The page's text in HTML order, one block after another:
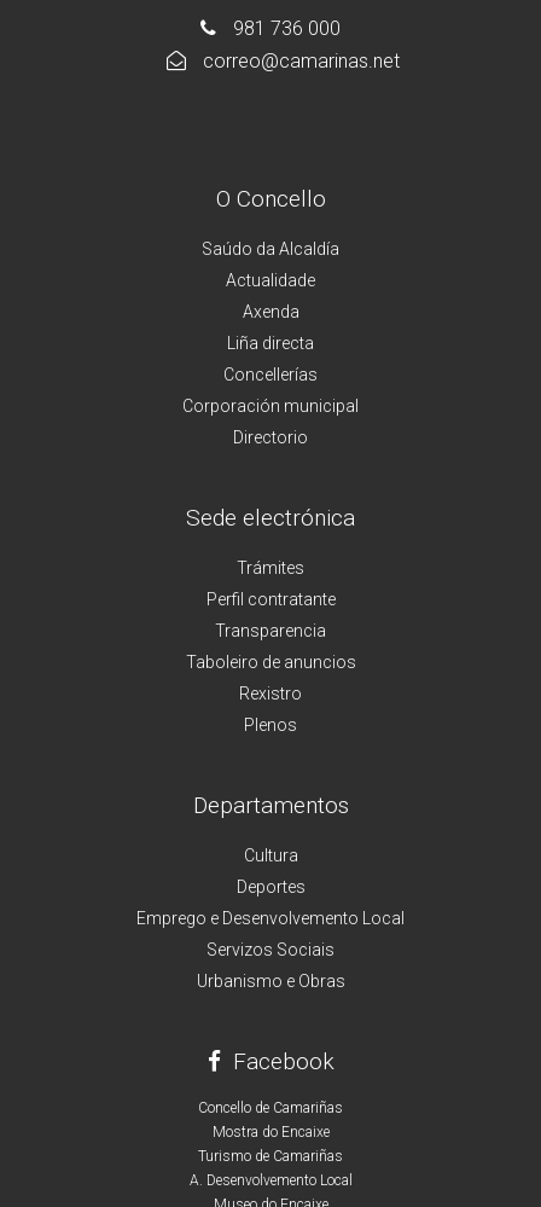
981 736 000
correo@camarinas.net
O Concello
Saúdo da Alcaldía
Actualidade
Axenda
Liña directa
Concellerías
Corporación municipal
Directorio
Sede electrónica
Trámites
Perfil contratante
Transparencia
Taboleiro de anuncios
Rexistro
Plenos
Departamentos
Cultura
Deportes
Emprego e Desenvolvemento Local
Servizos Sociais
Urbanismo e Obras
Facebook
Concello de Camariñas
Mostra do Encaixe
Turismo de Camariñas
A. Desenvolvemento Local